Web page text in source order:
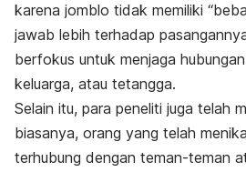
karena jomblo tidak memiliki
jawab lebih terhadap
berfokus untuk menjaga
keluarga, atau tetangga.
Selain itu, para peneliti juga telah
biasanya, orang yang telah
terhubung dengan teman-teman